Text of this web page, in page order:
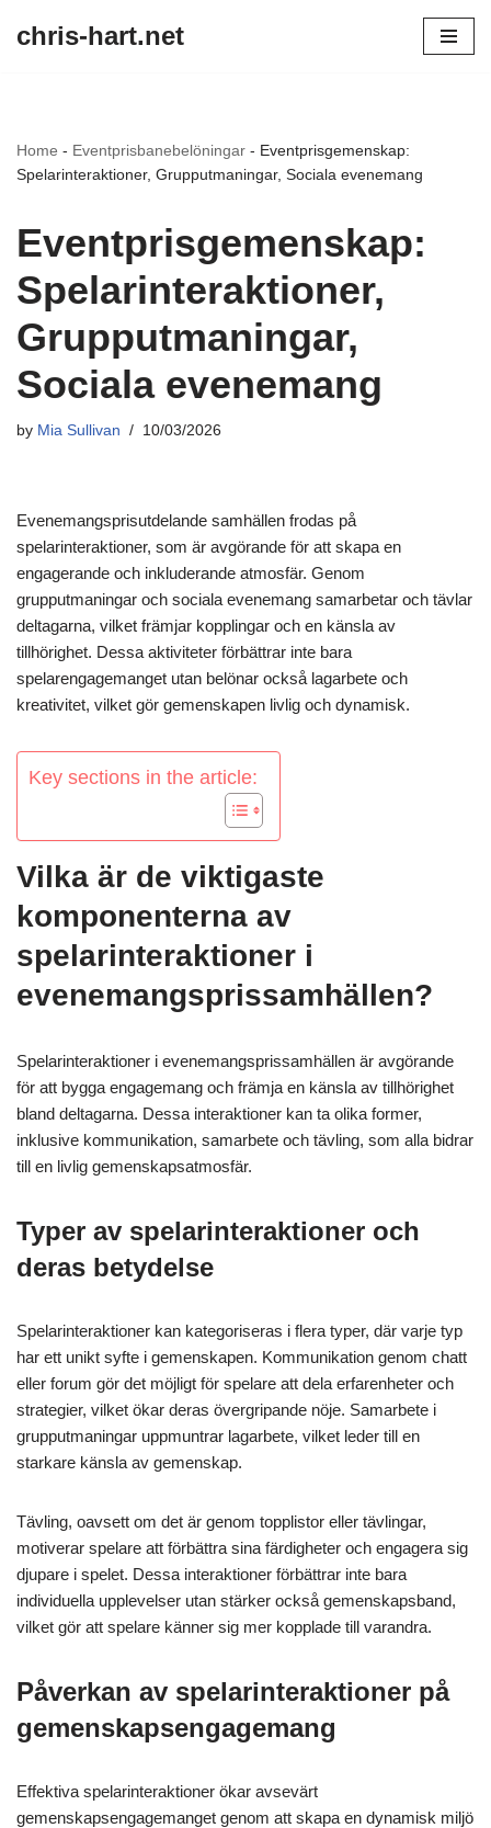
chris-hart.net
Home - Eventprisbanebelöningar - Eventprisgemenskap:
Spelarinteraktioner, Grupputmaningar, Sociala evenemang
Eventprisgemenskap:
Spelarinteraktioner,
Grupputmaningar,
Sociala evenemang
by Mia Sullivan 10/03/2026
Evenemangsprisutdelande samhällen frodas på
spelarinteraktioner, som är avgörande för att skapa en
engagerande och inkluderande atmosfär. Genom
grupputmaningar och sociala evenemang samarbetar och tävlar
deltagarna, vilket främjar kopplingar och en känsla av
tillhörighet. Dessa aktiviteter förbättrar inte bara
spelarengagemanget utan belönar också lagarbete och
kreativitet, vilket gör gemenskapen livlig och dynamisk.
Key sections in the article:
Vilka är de viktigaste
komponenterna av
spelarinteraktioner i
evenemangsprissamhällen?
Spelarinteraktioner i evenemangsprissamhällen är avgörande
för att bygga engagemang och främja en känsla av tillhörighet
bland deltagarna. Dessa interaktioner kan ta olika former,
inklusive kommunikation, samarbete och tävling, som alla bidrar
till en livlig gemenskapsatmosfär.
Typer av spelarinteraktioner och
deras betydelse
Spelarinteraktioner kan kategoriseras i flera typer, där varje typ
har ett unikt syfte i gemenskapen. Kommunikation genom chatt
eller forum gör det möjligt för spelare att dela erfarenheter och
strategier, vilket ökar deras övergripande nöje. Samarbete i
grupputmaningar uppmuntrar lagarbete, vilket leder till en
starkare känsla av gemenskap.
Tävling, oavsett om det är genom topplistor eller tävlingar,
motiverar spelare att förbättra sina färdigheter och engagera sig
djupare i spelet. Dessa interaktioner förbättrar inte bara
individuella upplevelser utan stärker också gemenskapsband,
vilket gör att spelare känner sig mer kopplade till varandra.
Påverkan av spelarinteraktioner på
gemenskapsengagemang
Effektiva spelarinteraktioner ökar avsevärt
gemenskapsengagemanget genom att skapa en dynamisk miljö